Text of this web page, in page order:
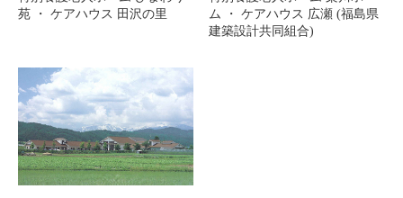
苑 ・ ケアハウス 田沢の里
ム ・ ケアハウス 広瀬 (福島県
建築設計共同組合)